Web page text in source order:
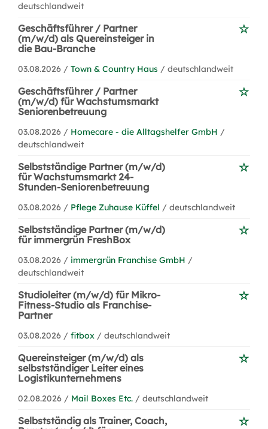
deutschlandweit
Geschäftsführer / Partner
(m/w/d) als Quereinsteiger in
die Bau-Branche
03.08.2026 / Town & Country Haus / deutschlandweit
Geschäftsführer / Partner
(m/w/d) für Wachstumsmarkt
Seniorenbetreuung
03.08.2026 / Homecare - die Alltagshelfer GmbH /
deutschlandweit
Selbstständige Partner (m/w/d)
für Wachstumsmarkt 24-
Stunden-Seniorenbetreuung
03.08.2026 / Pflege Zuhause Küffel / deutschlandweit
Selbstständige Partner (m/w/d)
für immergrün FreshBox
03.08.2026 / immergrün Franchise GmbH /
deutschlandweit
Studioleiter (m/w/d) für Mikro-
Fitness-Studio als Franchise-
Partner
03.08.2026 / fitbox / deutschlandweit
Quereinsteiger (m/w/d) als
selbstständiger Leiter eines
Logistikunternehmens
02.08.2026 / Mail Boxes Etc. / deutschlandweit
Selbstständig als Trainer, Coach,